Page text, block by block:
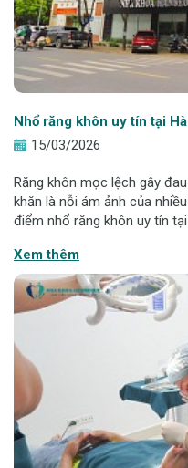
Nhổ răng khôn uy tín tại
15/03/2026
Răng khôn mọc lệch gây
khăn là nỗi ám ảnh của
điểm nhổ răng khôn uy tín
ứng dụng công nghệ Piezo
Xem thêm